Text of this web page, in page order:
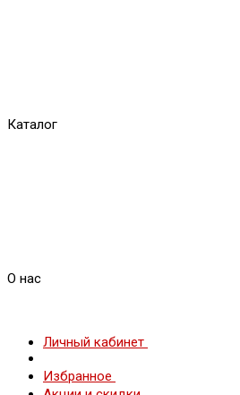
Каталог
О нас
Личный кабинет
Избранное